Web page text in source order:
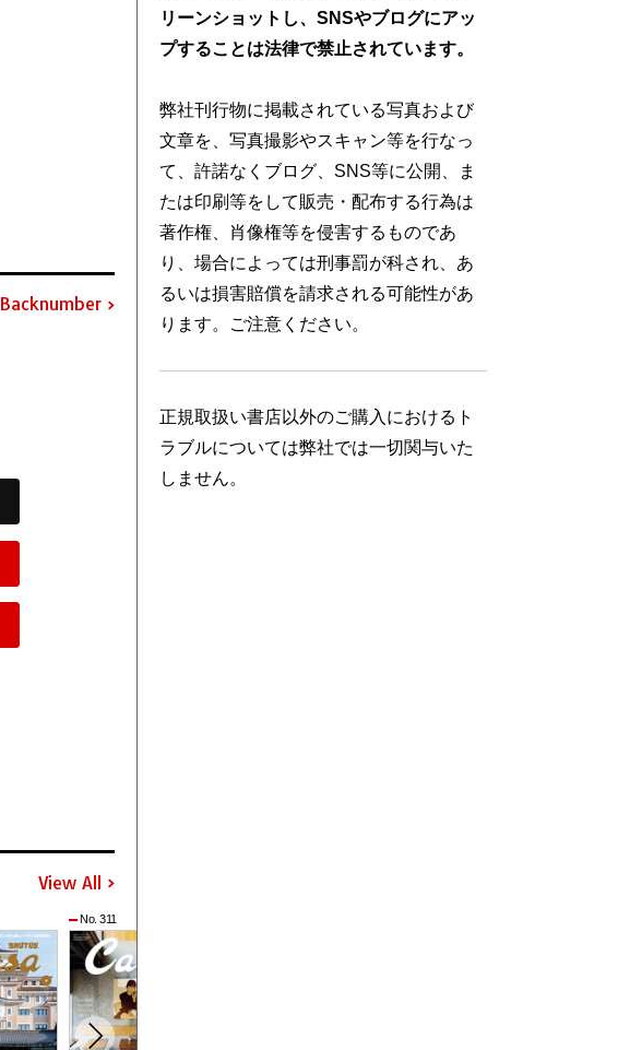
Backnumber
View All
No. 311
リーンショットし、SNSやブログにアッ
プすることは法律で禁止されています。
弊社刊行物に掲載されている写真および
文章を、写真撮影やスキャン等を行なっ
て、許諾なくブログ、SNS等に公開、ま
たは印刷等をして販売・配布する行為は
著作権、肖像権等を侵害するものであ
り、場合によっては刑事罰が科され、あ
るいは損害賠償を請求される可能性があ
ります。ご注意ください。
正規取扱い書店以外のご購入におけるト
ラブルについては弊社では一切関与いた
しません。